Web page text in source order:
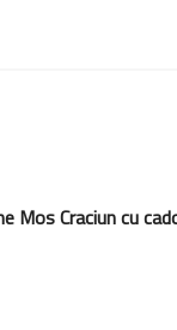
Mos Craciun cu